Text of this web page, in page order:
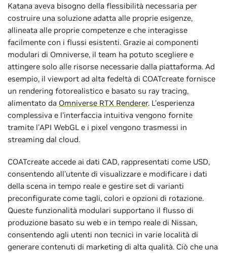
Katana aveva bisogno della flessibilità necessaria per
costruire una soluzione adatta alle proprie esigenze,
allineata alle proprie competenze e che interagisse
facilmente con i flussi esistenti. Grazie ai componenti
modulari di Omniverse, il team ha potuto scegliere e
attingere solo alle risorse necessarie dalla piattaforma. Ad
esempio, il viewport ad alta fedeltà di COATcreate fornisce
un rendering fotorealistico e basato su ray tracing,
alimentato da Omniverse RTX Renderer. L'esperienza
complessiva e l'interfaccia intuitiva vengono fornite
tramite l'API WebGL e i pixel vengono trasmessi in
streaming dal cloud.
COATcreate accede ai dati CAD, rappresentati come USD,
consentendo all'utente di visualizzare e modificare i dati
della scena in tempo reale e gestire set di varianti
preconfigurate come tagli, colori e opzioni di rotazione.
Queste funzionalità modulari supportano il flusso di
produzione basato su web e in tempo reale di Nissan,
consentendo agli utenti non tecnici in varie località di
generare contenuti di marketing di alta qualità. Ciò che una